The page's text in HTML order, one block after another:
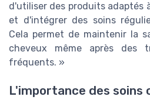
d'utiliser des produits adaptés
et d'intégrer des soins
Cela permet de maintenir la
cheveux même après des
fréquents. »
L'importance des soins